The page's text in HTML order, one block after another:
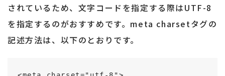
されているため、文字コードを指定する際はUTF-8
を指定するのがおすすめです。meta charsetタグの
記述方法は、以下のとおりです。